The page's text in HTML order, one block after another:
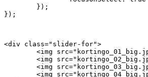
});
<div class="slider-for">